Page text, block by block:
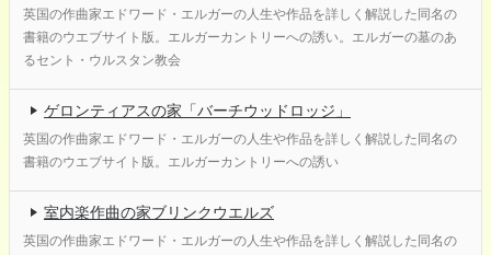
英国の作曲家エドワード・エルガーの人生や作品を詳しく解説した同名の
書籍のウエブサイト版。エルガーカントリーへの誘い。エルガーの墓のあ
るセント・ウルスタン教会
ゲロンティアスの家「バーチウッドロッジ」
英国の作曲家エドワード・エルガーの人生や作品を詳しく解説した同名の
書籍のウエブサイト版。エルガーカントリーへの誘い
室内楽作曲の家ブリンクウエルズ
英国の作曲家エドワード・エルガーの人生や作品を詳しく解説した同名の